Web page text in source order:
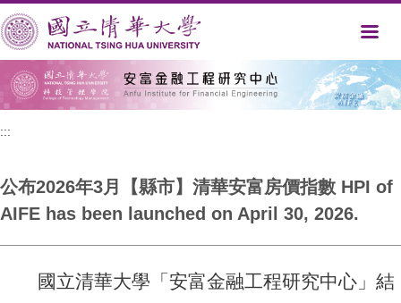
跳
到
主
要
內
容
:::
公布2026年3月【縣市】清華安富房價指數 HPI of
AIFE has been launched on April 30, 2026.
國立清華大學「安富金融工程研究中心」結